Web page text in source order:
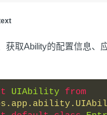
获取Ability的配置信息、
UIAbility from